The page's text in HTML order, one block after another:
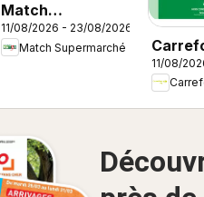
Match
Supermarché
catalogue
11/08/2026 - 23/08/2026
Match Supermarché
11/08/